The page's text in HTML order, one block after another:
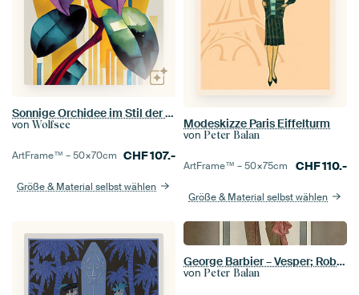
Sonnige Orchidee im Stil der 1920er
von Wolfsee
ArtFrame™ –50×70cm CHF107.-
Größe & Material selbst wählen
Modeskizze Paris Eiffelturm
von Peter Balan
ArtFrame™ –50×75cm CHF110.-
Größe & Material selbst wählen
George Barbier – Vesper; Robes du soir, de Worth (1922)
von Peter Balan